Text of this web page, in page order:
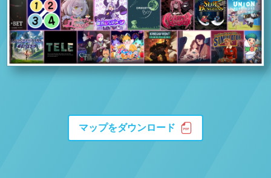
マップをダウンロード